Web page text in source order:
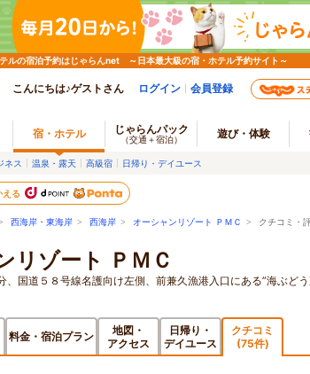
ルの宿泊予約はじゃらんnet ～日本最大級の宿・ホテル予約サイト～
こんにちは♪ゲストさん ログイン 会員登録
宿・ホテル じゃらんパック
（交通＋宿泊） 遊び・体験
ネス 温泉・露天 高級宿 日帰り・デイユース
える
西海岸・東海岸 > 西海岸 > オーシャンリゾート ＰＭＣ > クチコミ・
リゾート ＰＭＣ
、国道５８号線名護向け左側、前兼久漁港入口にある”海ぶど
料金・宿泊プラン
地図・
アクセス
日帰り・
デイユース
クチコミ
(75件)